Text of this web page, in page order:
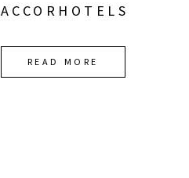
ACCORHOTELS
READ MORE